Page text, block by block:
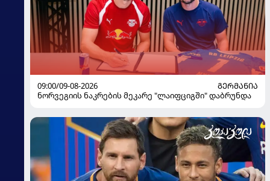
09:00/09-08-2026
ᲒᲔᲠᲛᲐᲜᲘᲐ
ნორვეგიის ნაკრების მეკარე "ლაიფციგში" დაბრუნდა